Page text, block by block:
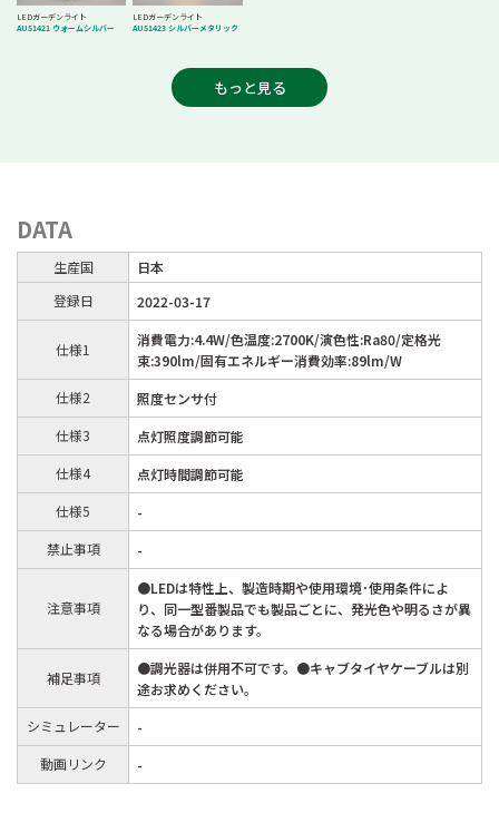
LEDガーデンライト
AU51421 ウォームシルバー
LEDガーデンライト
AU51423 シルバーメタリック
もっと見る
DATA
生産国
日本
登録日
2022-03-17
仕様1
消費電力:4.4W/色温度:2700K/演色性:Ra80/定格光
束:390lm/固有エネルギー消費効率:89lm/W
仕様2
照度センサ付
仕様3
点灯照度調節可能
仕様4
点灯時間調節可能
仕様5
-
禁止事項
-
注意事項
●LEDは特性上、製造時期や使用環境･使用条件によ
り、同一型番製品でも製品ごとに、発光色や明るさが異
なる場合があります。
補足事項
●調光器は併用不可です。●キャブタイヤケーブルは別
途お求めください。
シミュレーター
-
動画リンク
-